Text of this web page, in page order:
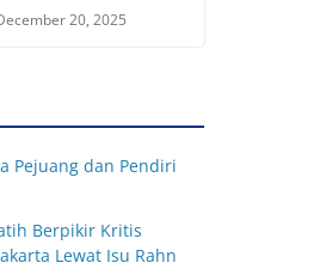
20, 2025
Pejuang dan Pendiri
Berpikir Kritis
Lewat Isu Rahn